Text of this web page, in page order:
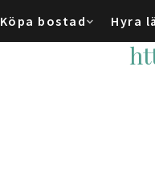
Köpa bostad Hyra